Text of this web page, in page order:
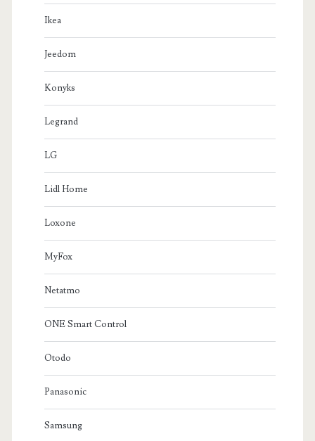
Ikea
Jeedom
Konyks
Legrand
LG
Lidl Home
Loxone
MyFox
Netatmo
ONE Smart Control
Otodo
Panasonic
Samsung